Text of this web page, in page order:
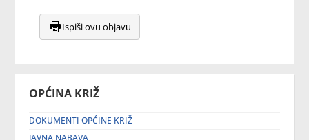
OPĆINA KRIŽ
DOKUMENTI OPĆINE KRIŽ
JAVNA NABAVA
Ispiši ovu objavu